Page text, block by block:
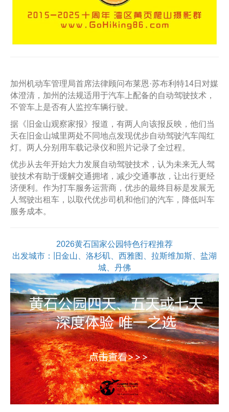
加州机动车管理局首席法律顾问布莱恩·苏布利特14日对媒
体澄清，加州的法规适用于汽车上配备的自动驾驶技术，
不管车上是否有人监控车辆行驶。
据《旧金山观察家报》报道，有两人向该报反映，他们当
天在旧金山城里两处不同地点发现优步自动驾驶汽车闯红
灯。两人分别用车载记录仪和照片记录了全过程。
优步从去年开始大力发展自动驾驶技术，认为未来无人驾
驶技术有助于缓解交通拥堵，减少交通事故，让出行更经
济便利。作为打车服务运营商，优步的最终目标是发展无
人驾驶出租车，以取代优步司机和他们的汽车，降低叫车
服务成本。
2026黄石国家公园特色行程推荐
出发城市：旧金山、洛杉矶、西雅图、拉斯维加斯、盐湖
城、丹佛